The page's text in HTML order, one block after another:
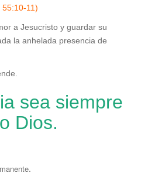
11)
a Jesucristo y guardar su
la anhelada presencia de
sea siempre
Dios.
.